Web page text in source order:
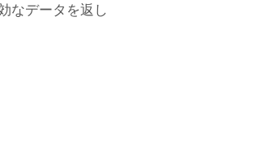
なデータを返し